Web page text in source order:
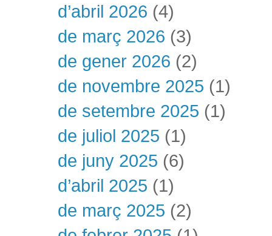
d’abril 2026 (4)
de març 2026 (3)
de gener 2026 (2)
de novembre 2025 (1)
de setembre 2025 (1)
de juliol 2025 (1)
de juny 2025 (6)
d’abril 2025 (1)
de març 2025 (2)